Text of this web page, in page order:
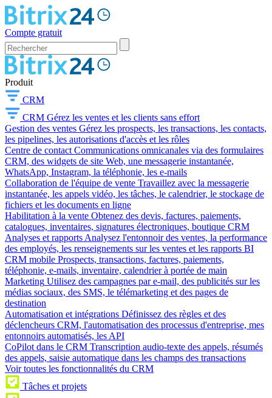
Compte gratuit
Produit
CRM
CRM Gérez les ventes et les clients sans effort
Gestion des ventes Gérez les prospects, les transactions, les contacts,
les pipelines, les autorisations d'accès et les rôles
Centre de contact Communications omnicanales via des formulaires
CRM, des widgets de site Web, une messagerie instantanée,
WhatsApp, Instagram, la téléphonie, les e-mails
Collaboration de l'équipe de vente Travaillez avec la messagerie
instantanée, les appels vidéo, les tâches, le calendrier, le stockage de
fichiers et les documents en ligne
Habilitation à la vente Obtenez des devis, factures, paiements,
catalogues, inventaires, signatures électroniques, boutique CRM
Analyses et rapports Analysez l'entonnoir des ventes, la performance
des employés, les renseignements sur les ventes et les rapports BI
CRM mobile Prospects, transactions, factures, paiements,
téléphonie, e-mails, inventaire, calendrier à portée de main
Marketing Utilisez des campagnes par e-mail, des publicités sur les
médias sociaux, des SMS, le télémarketing et des pages de
destination
Automatisation et intégrations Définissez des règles et des
déclencheurs CRM, l'automatisation des processus d'entreprise, mes
entonnoirs automatisés, les API
CoPilot dans le CRM Transcription audio-texte des appels, résumés
des appels, saisie automatique dans les champs des transactions
Voir toutes les fonctionnalités du CRM
Tâches et projets